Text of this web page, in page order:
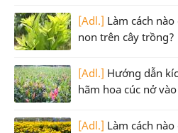
[Adl.] Làm cách
non trên cây trồng?
[Adl.] Hướng dẫn
hãm hoa cúc nở
[Adl.] Làm cách